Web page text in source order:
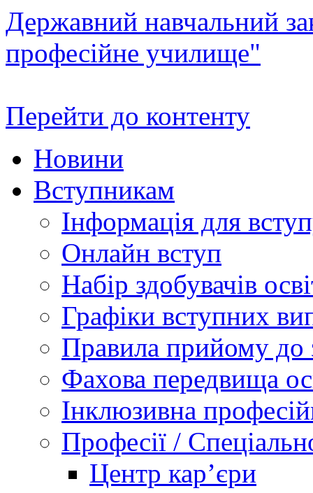
Державний навчальний
професійне училище"
Перейти до контенту
Новини
Вступникам
Інформація для
Онлайн вступ
Набір здобувачів
Графіки вступних
Правила прийому до
Фахова передвища
Інклюзивна
Професії /
Центр кар’єри